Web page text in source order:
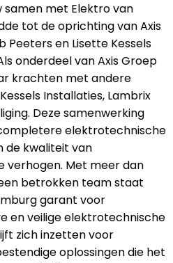
samen met Elektro van
tot de oprichting van Axis
Peeters en Lisette Kessels
onderdeel van Axis Groep
krachten met andere
Installaties, Lambrix
Deze samenwerking
elektrotechnische
de kwaliteit van
verhogen. Met meer dan
betrokken team staat
garant voor
en veilige elektrotechnische
zich inzetten voor
oplossingen die het